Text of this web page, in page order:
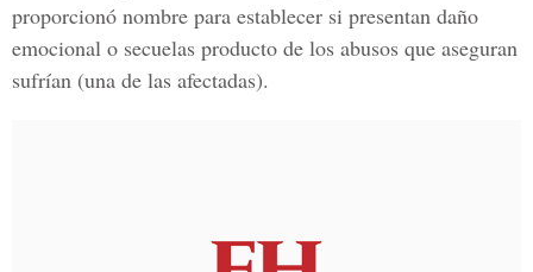
proporcionó nombre para establecer si presentan daño
emocional o secuelas producto de los abusos que aseguran
sufrían (una de las afectadas).